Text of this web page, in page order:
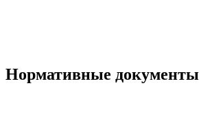
Нормативные документы